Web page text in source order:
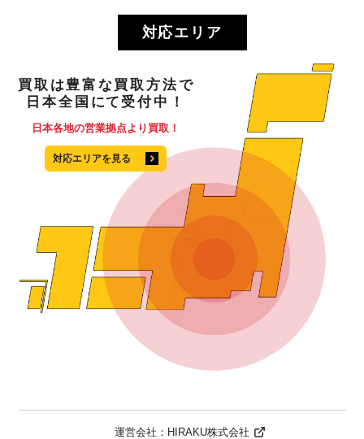
対応エリア
買取 は 豊富な買取方法で
日本全国 にて 受付中！
日本各地の営業拠点より買取！
対応エリアを見る
運営会社： HIRAKU株式会社